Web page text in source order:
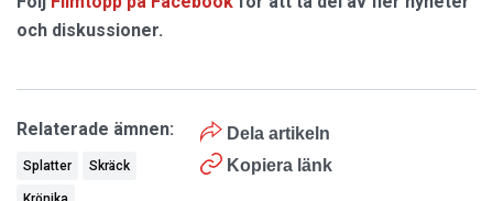
och diskussioner.
Dela artikeln
Kopiera länk
Relaterade ämnen:
Splatter Skräck